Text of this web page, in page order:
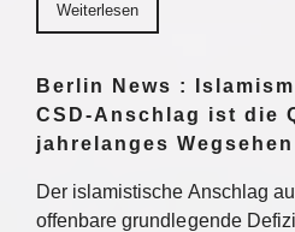
Weiterlesen
Berlin News :
CSD-Anschlag ist die
jahrelanges Wegsehen
Der islamistische Anschlag
offenbare grundlegende